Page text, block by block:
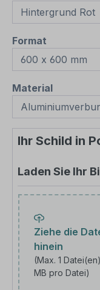
Format
Material
Ihr Schild in
Laden Sie Ihr
Ziehe die
hinein
(Max. 1
MB pro Datei)